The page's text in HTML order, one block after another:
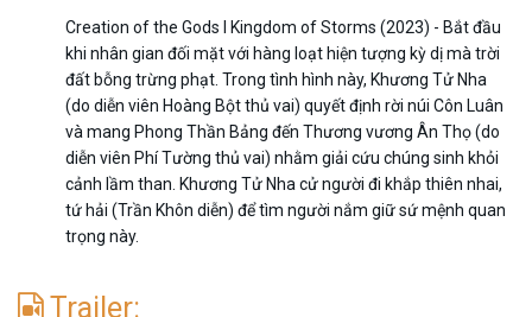
Creation of the Gods I Kingdom of Storms (2023) - Bắt đầu
khi nhân gian đối mặt với hàng loạt hiện tượng kỳ dị mà trời
đất bỗng trừng phạt. Trong tình hình này, Khương Tử Nha
(do diễn viên Hoàng Bột thủ vai) quyết định rời núi Côn Luân
và mang Phong Thần Bảng đến Thương vương Ân Thọ (do
diễn viên Phí Tường thủ vai) nhằm giải cứu chúng sinh khỏi
cảnh lầm than. Khương Tử Nha cử người đi khắp thiên nhai,
tứ hải (Trần Khôn diễn) để tìm người nắm giữ sứ mệnh quan
trọng này.
Trailer: